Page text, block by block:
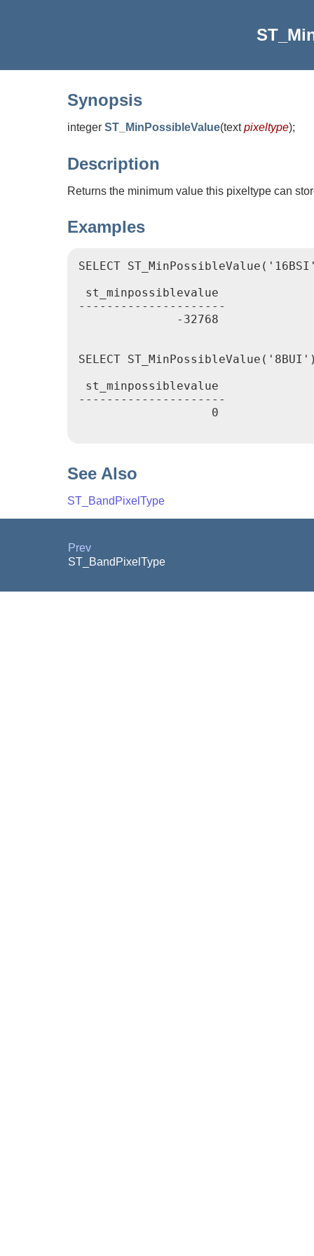
Synopsis
integer ST_MinPossibleValue(textpixeltype);
Description
Returns the minimum value this pixeltype can
Examples
SELECT
st_minpossiblevalue
---------------------
              -32768
SELECT
st_minpossiblevalue
---------------------
                   0
See Also
ST_BandPixelType
Prev
ST_BandPixelType